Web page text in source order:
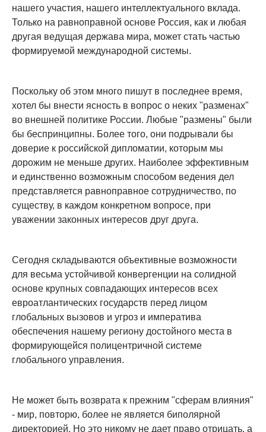
нашего участия, нашего интеллектуального вклада.
Только на равноправной основе Россия, как и любая
другая ведущая держава мира, может стать частью
формируемой международной системы.
Поскольку об этом много пишут в последнее время,
хотел бы внести ясность в вопрос о неких "разменах"
во внешней политике России. Любые "размены" были
бы беспринципны. Более того, они подрывали бы
доверие к российской дипломатии, которым мы
дорожим не меньше других. Наиболее эффективным
и единственно возможным способом ведения дел
представляется равноправное сотрудничество, по
существу, в каждом конкретном вопросе, при
уважении законных интересов друг друга.
Сегодня складываются объективные возможности
для весьма устойчивой конвергенции на солидной
основе крупных совпадающих интересов всех
евроатлантических государств перед лицом
глобальных вызовов и угроз и императива
обеспечения нашему региону достойного места в
формирующейся полицентричной системе
глобального управления.
Не может быть возврата к прежним "сферам влияния"
- мир, повторю, более не является биполярной
директорией. Но это никому не дает право отрицать, а